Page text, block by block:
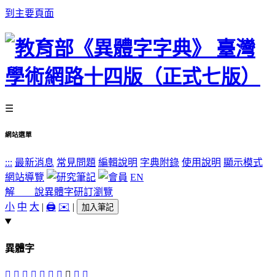
到主要頁面
☰
網站選單
::: 最新消息 常見問題 編輯說明 字典附錄 使用說明 顯示模式
網站導覽
EN
解 說異體字研訂瀏覽
小 中 大 | 🖨️ ✉️ | 加入筆記
異體字